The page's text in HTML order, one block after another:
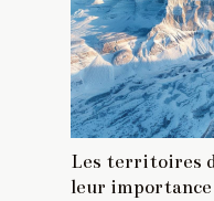
Les territoires
leur